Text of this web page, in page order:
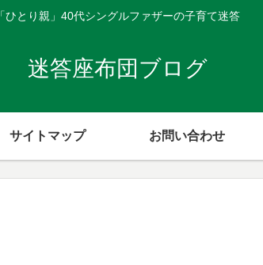
「ひとり親」40代シングルファザーの子育て迷答
迷答座布団ブログ
サイトマップ お問い合わせ